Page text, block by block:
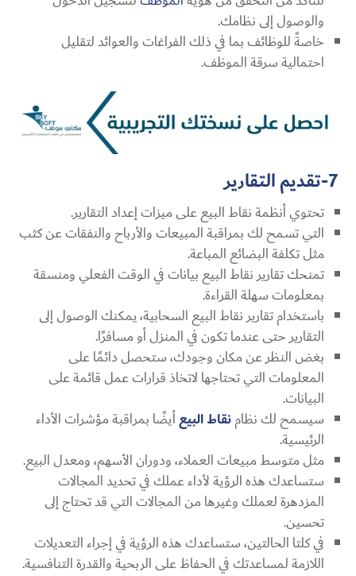
والوصول إلى نظامك.
خاصةً للوظائف بما في ذلك الفراغات والعوائد لتقليل
احتمالية سرقة الموظف.
7-تقديم التقارير
تحتوي أنظمة نقاط البيع على ميزات إعداد التقارير.
التي تسمح لك بمراقبة المبيعات والأرباح والنفقات عن كثب
مثل تكلفة البضائع المباعة.
تمنحك تقارير نقاط البيع بيانات في الوقت الفعلي ومنسقة
بمعلومات سهلة القراءة.
باستخدام تقارير نقاط البيع السحابية، يمكنك الوصول إلى
التقارير حتى عندما تكون في المنزل أو مسافرًا.
بغض النظر عن مكان وجودك، ستحصل دائمًا على
المعلومات التي تحتاجها لاتخاذ قرارات عمل قائمة على
البيانات.
سيسمح لك نظامنقاط البيعأيضًا بمراقبة مؤشرات الأداء
الرئيسية.
مثل متوسط ​​مبيعات العملاء، ودوران الأسهم، ومعدل البيع.
ستساعدك هذه الرؤية لأداء عملك في تحديد المجالات
المزدهرة لعملك وغيرها من المجالات التي قد تحتاج إلى
تحسين.
في كلتا الحالتين، ستساعدك هذه الرؤية في إجراء التعديلات
اللازمة لمساعدتك في الحفاظ على الربحية والقدرة التنافسية.